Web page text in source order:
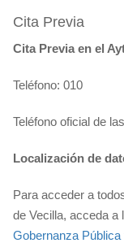
Cita Previa
Cita Previa en el
Teléfono: 010
Teléfono oficial de
Localización de
Para acceder a
de Vecilla, acceda a
Gobernanza Pública